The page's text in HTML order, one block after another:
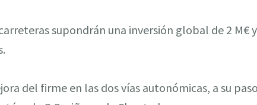
supondrán una inversión global de 2 M€
del firme en las dos vías autonómicas, a su